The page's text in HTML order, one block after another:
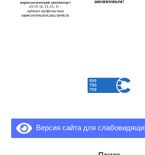
Версия сайта для